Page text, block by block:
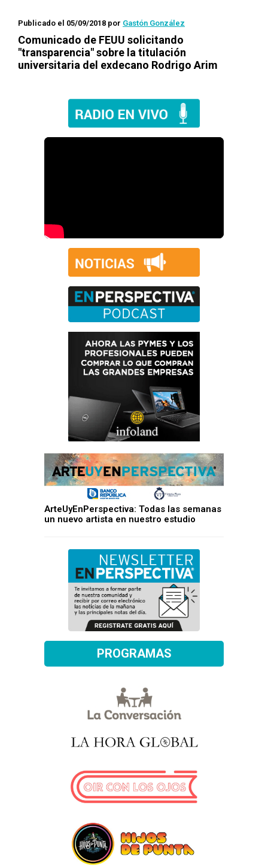
Publicado el 05/09/2018 por Gastón González
Comunicado de FEUU solicitando
"transparencia" sobre la titulación
universitaria del exdecano Rodrigo Arim
ArteUyEnPerspectiva: Todas las semanas
un nuevo artista en nuestro estudio
PROGRAMAS